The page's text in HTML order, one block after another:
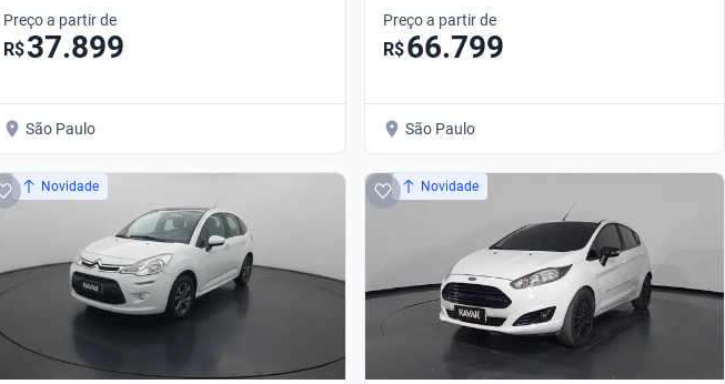
Preço a partir de
R$37.899
São Paulo
Preço a partir de
R$66.799
São Paulo
Novidade Novidade